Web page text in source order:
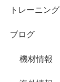
トレーニング
ブログ
機材情報